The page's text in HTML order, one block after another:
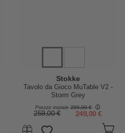
Stokke
Tavolo da Gioco MuTable V2 -
Storm Grey
Prezzo iniziale 259,00 €
259,00 € 249,00 €